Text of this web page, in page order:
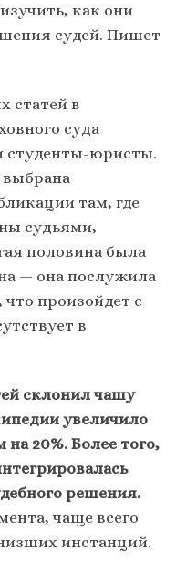
как они
судей. Пишет
статей в
суда
студенты-юристы.
там, где
судьями,
половина была
— она послужила
произойдет с
в
склонил чашу
увеличило
20%. Более того,
решения.
чаще всего
инстанций.